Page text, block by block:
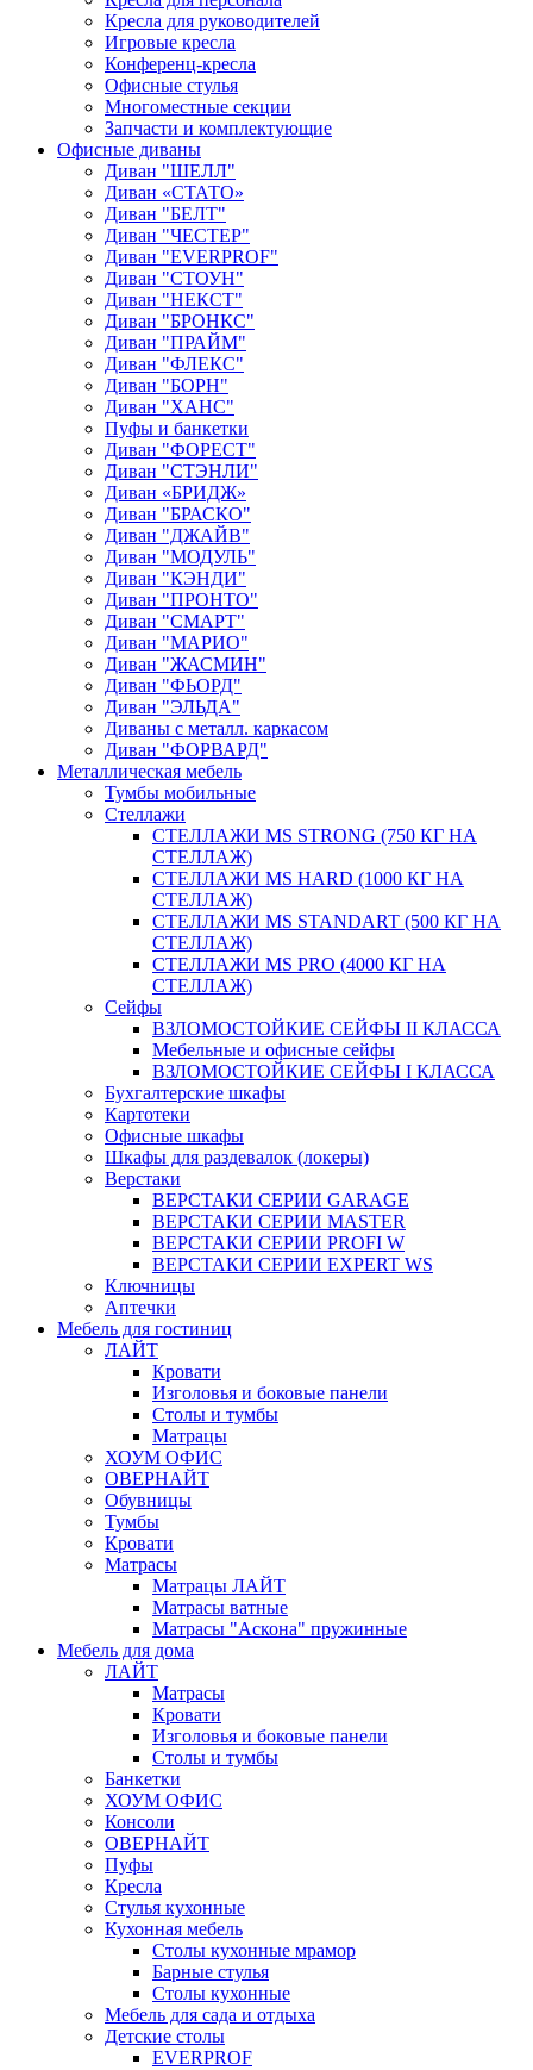
Кресла для руководителей
Игровые кресла
Конференц-кресла
Офисные стулья
Многоместные секции
Запчасти и комплектующие
Офисные диваны
Диван "ШЕЛЛ"
Диван «СТАТО»
Диван "БЕЛТ"
Диван "ЧЕСТЕР"
Диван "EVERPROF"
Диван "СТОУН"
Диван "НЕКСТ"
Диван "БРОНКС"
Диван "ПРАЙМ"
Диван "ФЛЕКС"
Диван "БОРН"
Диван "ХАНС"
Пуфы и банкетки
Диван "ФОРЕСТ"
Диван "СТЭНЛИ"
Диван «БРИДЖ»
Диван "БРАСКО"
Диван "ДЖАЙВ"
Диван "МОДУЛЬ"
Диван "КЭНДИ"
Диван "ПРОНТО"
Диван "СМАРТ"
Диван "МАРИО"
Диван "ЖАСМИН"
Диван "ФЬОРД"
Диван "ЭЛЬДА"
Диваны с металл. каркасом
Диван "ФОРВАРД"
Металлическая мебель
Тумбы мобильные
Стеллажи
СТЕЛЛАЖИ MS STRONG (750 КГ НА
СТЕЛЛАЖ)
СТЕЛЛАЖИ MS HARD (1000 КГ НА
СТЕЛЛАЖ)
СТЕЛЛАЖИ MS STANDART (500 КГ НА
СТЕЛЛАЖ)
СТЕЛЛАЖИ MS PRO (4000 КГ НА
СТЕЛЛАЖ)
Сейфы
ВЗЛОМОСТОЙКИЕ СЕЙФЫ II КЛАССА
Мебельные и офисные сейфы
ВЗЛОМОСТОЙКИЕ СЕЙФЫ I КЛАССА
Бухгалтерские шкафы
Картотеки
Офисные шкафы
Шкафы для раздевалок (локеры)
Верстаки
ВЕРСТАКИ СЕРИИ GARAGE
ВЕРСТАКИ СЕРИИ MASTER
ВЕРСТАКИ СЕРИИ PROFI W
ВЕРСТАКИ СЕРИИ EXPERT WS
Ключницы
Аптечки
Мебель для гостиниц
ЛАЙТ
Кровати
Изголовья и боковые панели
Столы и тумбы
Матрацы
ХОУМ ОФИС
ОВЕРНАЙТ
Обувницы
Тумбы
Кровати
Матрасы
Матрацы ЛАЙТ
Матрасы ватные
Матрасы "Аскона" пружинные
Мебель для дома
ЛАЙТ
Матрасы
Кровати
Изголовья и боковые панели
Столы и тумбы
Банкетки
ХОУМ ОФИС
Консоли
ОВЕРНАЙТ
Пуфы
Кресла
Стулья кухонные
Кухонная мебель
Столы кухонные мрамор
Барные стулья
Столы кухонные
Мебель для сада и отдыха
Детские столы
EVERPROF